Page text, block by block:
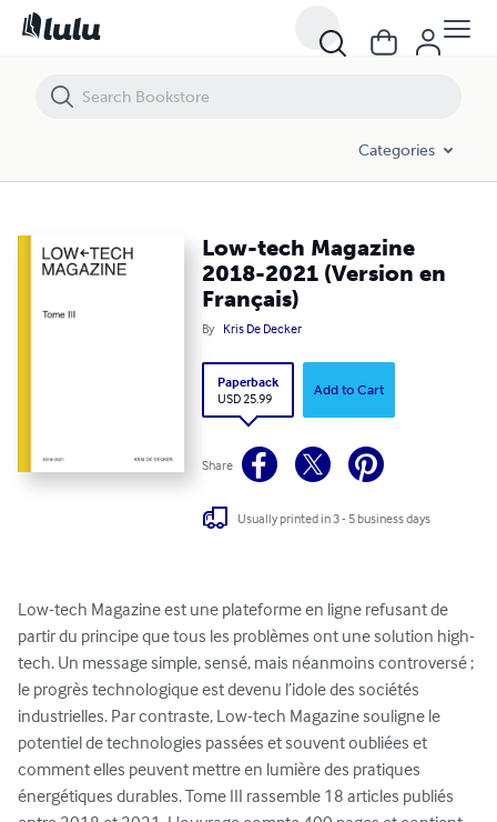
Categories
Low-tech Magazine
2018-2021 (Version en
Français)
By Kris De Decker
Paperback
USD 25.99
Add to Cart
Share
Usually printed in 3 - 5 business days
Low-tech Magazine est une plateforme en ligne refusant de
partir du principe que tous les problèmes ont une solution high-
tech. Un message simple, sensé, mais néanmoins controversé ;
le progrès technologique est devenu l’idole des sociétés
industrielles. Par contraste, Low-tech Magazine souligne le
potentiel de technologies passées et souvent oubliées et
comment elles peuvent mettre en lumière des pratiques
énergétiques durables. Tome III rassemble 18 articles publiés
Low-tech Magazine 2018-2021 (Version en Français)